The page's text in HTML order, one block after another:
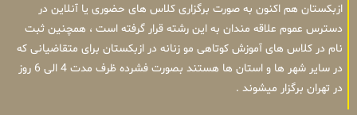
ازبکستان هم اکنون به صورت برگزاری کلاس های حضوری یا آنلاین در
دسترس عموم علاقه مندان به این رشته قرار گرفته است ، همچنین ثبت
نام در کلاس های آموزش کوتاهی مو زنانه در ازبکستان برای متقاضیانی که
در سایر شهر ها و استان ها هستند بصورت فشرده ظرف مدت 4 الی 6 روز
در تهران برگزار میشوند .